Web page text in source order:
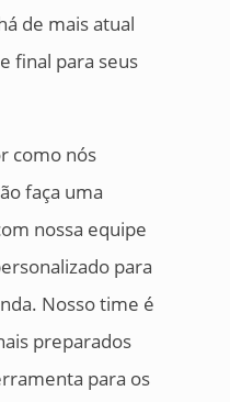
de mais atual
final para seus
como nós
faça uma
nossa equipe
para
Nosso time é
preparados
para os